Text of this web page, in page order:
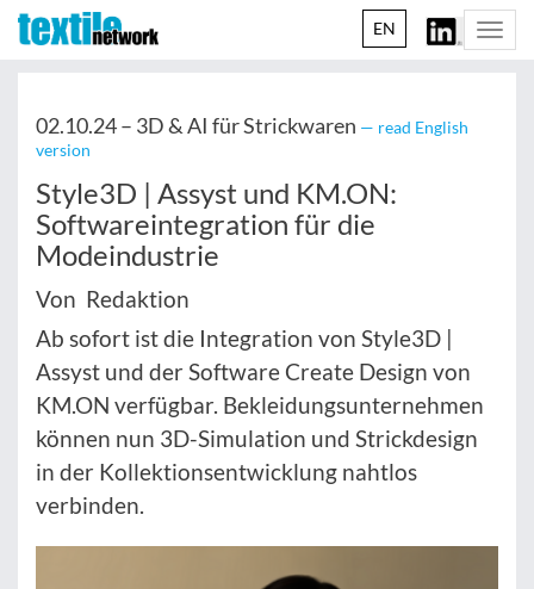
EN
02.10.24 – 3D & AI für Strickwaren — read English
version
Style3D | Assyst und KM.ON:
Softwareintegration für die
Modeindustrie
Von Redaktion
Ab sofort ist die Integration von Style3D |
Assyst und der Software Create Design von
KM.ON verfügbar. Bekleidungsunternehmen
können nun 3D-Simulation und Strickdesign
in der Kollektionsentwicklung nahtlos
verbinden.